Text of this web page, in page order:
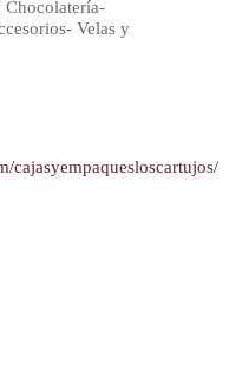
Chocolatería-
Velas y
cajasyempaquesloscartujos/